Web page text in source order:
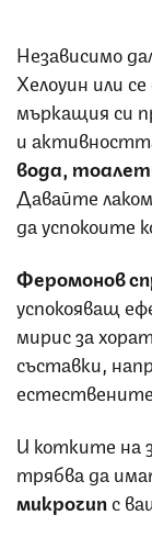
Независимо
Хелоуин или
мъркащия си
и
вода,
Давайте
да успокоите
Феромонов
успокояващ
мирис за
съставки,
И котките на
трябва да
микрочипс